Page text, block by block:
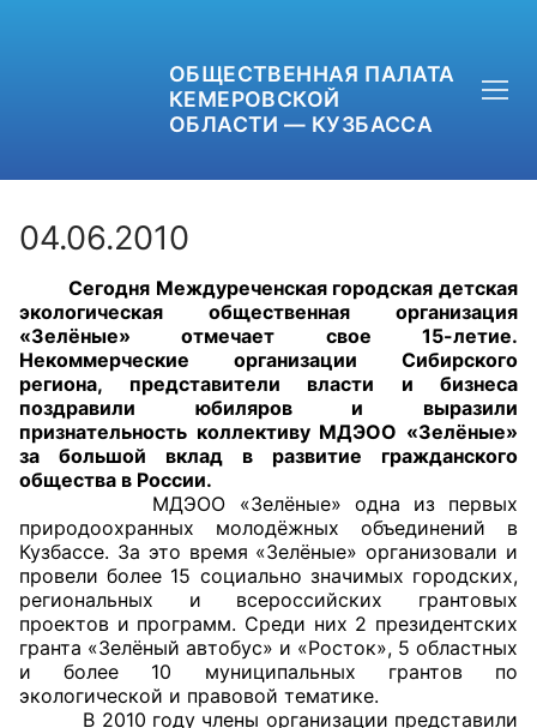
ОБЩЕСТВЕННАЯ ПАЛАТА
КЕМЕРОВСКОЙ
ОБЛАСТИ — КУЗБАССА
+7 (3842) 58-82-40
OPKO42@BK.RU
ОБРАТНАЯ СВЯЗЬ
Главная
Общественные советы
Общественные советы при территориальных
органах федеральных органов
04.06.2010
Сегодня Междуреченская городская детская
экологическая общественная организация
«Зелёные» отмечает свое 15-летие.
Некоммерческие организации Сибирского
региона, представители власти и бизнеса
поздравили юбиляров и выразили
признательность коллективу МДЭОО «Зелёные»
за большой вклад в развитие гражданского
общества в России.
МДЭОО «Зелёные» одна из первых
природоохранных молодёжных объединений в
Кузбассе. За это время «Зелёные» организовали и
провели более 15 социально значимых городских,
региональных и всероссийских грантовых
проектов и программ. Среди них 2 президентских
гранта «Зелёный автобус» и «Росток», 5 областных
и более 10 муниципальных грантов по
экологической и правовой тематике.
В 2010 году члены организации представили